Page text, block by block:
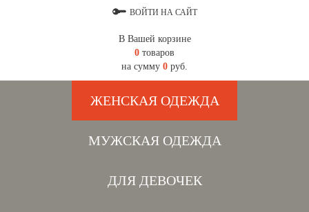
ВОЙТИ НА САЙТ
В Вашей корзине
0 товаров
на сумму 0 руб.
ЖЕНСКАЯ ОДЕЖДА
МУЖСКАЯ ОДЕЖДА
ДЛЯ ДЕВОЧЕК